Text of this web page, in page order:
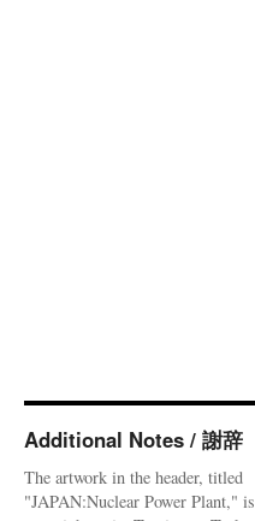
Additional Notes / 謝辞
The artwork in the header, titled
"JAPAN:Nuclear Power Plant," is